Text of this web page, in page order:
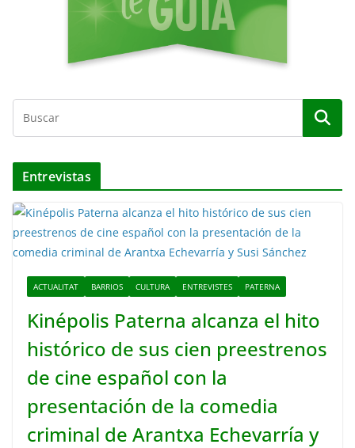
Entrevistas
ACTUALITAT BARRIOS CULTURA ENTREVISTES PATERNA
Kinépolis Paterna alcanza el hito
histórico de sus cien preestrenos
de cine español con la
presentación de la comedia
criminal de Arantxa Echevarría y